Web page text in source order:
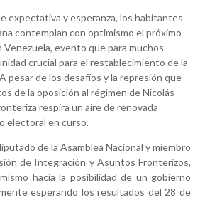
expectativa y esperanza, los habitantes
contemplan con optimismo el próximo
evento que para muchos
crucial para el restablecimiento de la
pesar de los desafíos y la represión que
de la oposición al régimen de Nicolás
respira un aire de renovada
electoral en curso.
de la Asamblea Nacional y miembro
de Integración y Asuntos Fronterizos,
hacia la posibilidad de un gobierno
esperando los resultados del 28 de